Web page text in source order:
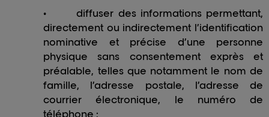
•
diffuser des informations permettant,
directement ou indirectement l’identification
nominative et précise d’une personne
physique sans consentement exprès et
préalable, telles que notamment le nom de
famille, l’adresse postale, l’adresse de
courrier électronique, le numéro de
téléphone ;